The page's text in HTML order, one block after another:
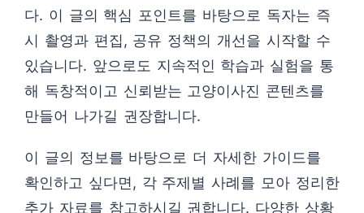
다. 이 글의 핵심 포인트를 바탕으로 독자는 즉
시 촬영과 편집, 공유 정책의 개선을 시작할 수
있습니다. 앞으로도 지속적인 학습과 실험을 통
해 독창적이고 신뢰받는 고양이사진 콘텐츠를
만들어 나가길 권장합니다.
이 글의 정보를 바탕으로 더 자세한 가이드를
확인하고 싶다면, 각 주제별 사례를 모아 정리한
추가 자료를 참고하시길 권합니다. 다양한 상황